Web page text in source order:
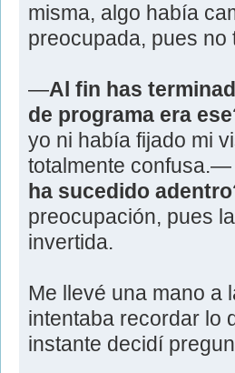
misma, algo había
preocupada, pues
—Al fin has
de programa era
yo ni había fijado mi
totalmente confusa.—
ha sucedido
preocupación, pues
invertida.
Me llevé una mano a
intentaba recordar lo
instante decidí